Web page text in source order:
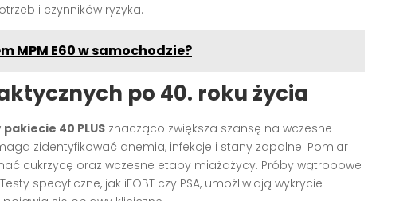
i czynników ryzyka.
MPM E60 w samochodzie?
po 40. roku życia
pakiecie 40 PLUS znacząco zwiększa szansę na wczesne
zidentyfikować anemia, infekcje i stany zapalne. Pomiar
cukrzycę oraz wczesne etapy miażdżycy. Próby wątrobowe
specyficzne, jak iFOBT czy PSA, umożliwiają wykrycie